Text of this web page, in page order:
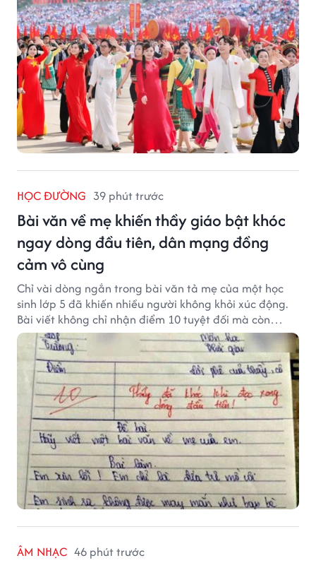
HỌC ĐƯỜNG 39 phút trước
Bài văn về mẹ khiến thầy giáo bật khóc
ngay dòng đầu tiên, dân mạng đồng
cảm vô cùng
Chỉ vài dòng ngắn trong bài văn tả mẹ của một học
sinh lớp 5 đã khiến nhiều người không khỏi xúc động.
Bài viết không chỉ nhận điểm 10 tuyệt đối mà còn
khiến thầy giáo nghẹn ngào viết lời phê: "Thầy đã
khóc khi đọc xong dòng đầu tiên."
ÂM NHẠC 46 phút trước